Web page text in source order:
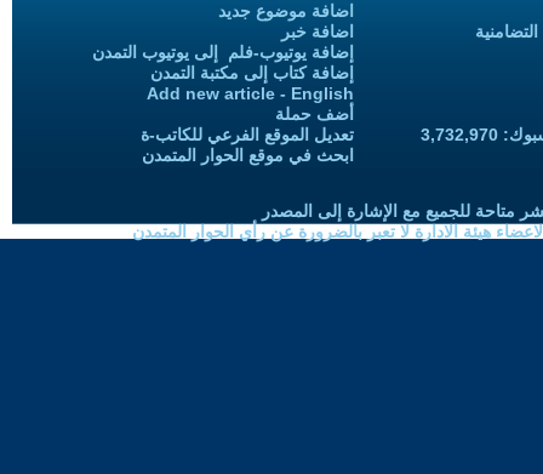
اضافة موضوع جديد
اضافة خبر
إضافة يوتيوب-فلم إلى يوتيوب التمدن
إضافة كتاب إلى مكتبة التمدن
Add new article - English
أضف حملة
تعديل الموقع الفرعي للكاتب-ة
ابحث في موقع الحوار المتمدن
متاحة للجميع مع الإشارة إلى المصدر
هيئة الادارة لا تعبر بالضرورة عن رأي الحوار المتمدن